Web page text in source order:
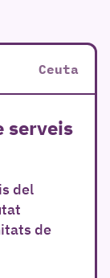
Ceuta
serveis
del
de